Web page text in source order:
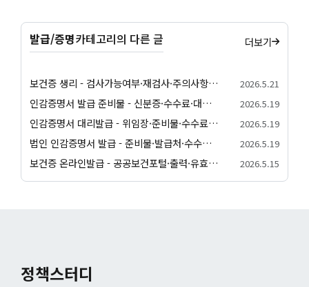
발급/증명카테고리의 다른 글 더보기
보건증 생리 - 검사가능여부·재검사·주의사항 안내 2026.5.21
인감증명서 발급 준비물 - 신분증·수수료·대리발급 안내 2026.5.19
인감증명서 대리발급 - 위임장·준비물·수수료 안내 2026.5.19
법인 인감증명서 발급 - 준비물·발급처·수수료 안내 2026.5.19
보건증 온라인발급 - 공공보건포털·출력·유효기간 안내 2026.5.15
정책스터디